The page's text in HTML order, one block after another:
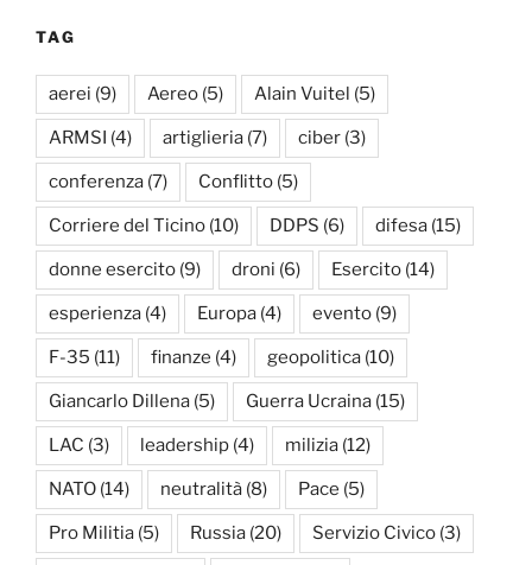
TAG
aerei (9) Aereo (5) Alain Vuitel (5)
ARMSI (4) artiglieria (7) ciber (3)
conferenza (7) Conflitto (5)
Corriere del Ticino (10) DDPS (6) difesa (15)
donne esercito (9) droni (6) Esercito (14)
esperienza (4) Europa (4) evento (9)
F-35 (11) finanze (4) geopolitica (10)
Giancarlo Dillena (5) Guerra Ucraina (15)
LAC (3) leadership (4) milizia (12)
NATO (14) neutralità (8) Pace (5)
Pro Militia (5) Russia (20) Servizio Civico (3)